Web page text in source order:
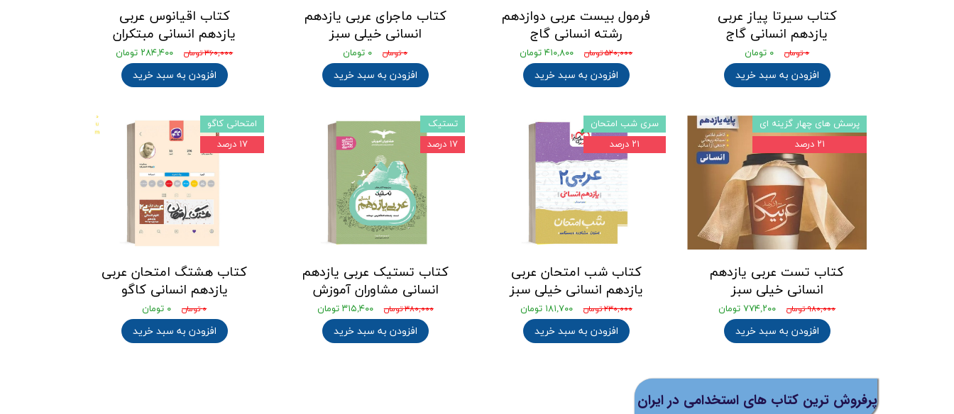
کتاب سیرتا پیاز عربی
یازدهم انسانی گاج
۰ تومان ۰ تومان
افزودن به سبد خرید
فرمول بیست عربی دوازدهم
رشته انسانی گاج
۵۲۰,۰۰۰ تومان ۴۱۰,۸۰۰ تومان
افزودن به سبد خرید
کتاب ماجرای عربی یازدهم
انسانی خیلی سبز
۰ تومان ۰ تومان
افزودن به سبد خرید
کتاب اقیانوس عربی
یازدهم انسانی مبتکران
۳۶۰,۰۰۰ تومان ۲۸۴,۴۰۰ تومان
افزودن به سبد خرید
کتاب تست عربی یازدهم
انسانی خیلی سبز
۹۸۰,۰۰۰ تومان ۷۷۴,۲۰۰ تومان
افزودن به سبد خرید
پرسش های چهار گزینه ای
۲۱ درصد
کتاب شب امتحان عربی
یازدهم انسانی خیلی سبز
۲۳۰,۰۰۰ تومان ۱۸۱,۷۰۰ تومان
افزودن به سبد خرید
سری شب امتحان
۲۱ درصد
کتاب تستیک عربی یازدهم
انسانی مشاوران آموزش
۳۸۰,۰۰۰ تومان ۳۱۵,۴۰۰ تومان
افزودن به سبد خرید
تستیک
۱۷ درصد
کتاب هشتگ امتحان عربی
یازدهم انسانی کاگو
۰ تومان ۰ تومان
افزودن به سبد خرید
امتحانی کاگو
۱۷ درصد
پرفروش ترین کتاب های استخدامی در ایران